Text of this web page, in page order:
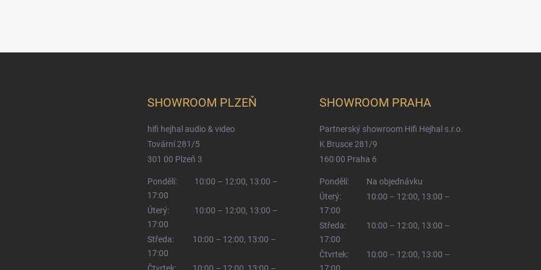
SHOWROOM PLZEŇ
hifi hejhal audio & video
Tovární 281/5
301 00 Plzeň 3
Pondělí:
10:00 – 12:00, 13:00 –
17:00
Úterý:
10:00 – 12:00, 13:00 –
17:00
Středa:
10:00 – 12:00, 13:00 –
17:00
SHOWROOM PRAHA
Partnerský showroom Hifi Hejhal s.r.o.
K Brusce 281/9
160 00 Praha 6
Pondělí:
Na objednávku
Úterý:
10:00 – 12:00, 13:00 –
17:00
Středa:
10:00 – 12:00, 13:00 –
17:00
Čtvrtek:
10:00 – 12:00, 13:00 –